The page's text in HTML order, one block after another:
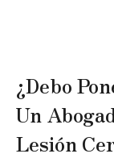
¿Debo
Un
Lesión